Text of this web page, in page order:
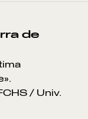
de
/ Univ.